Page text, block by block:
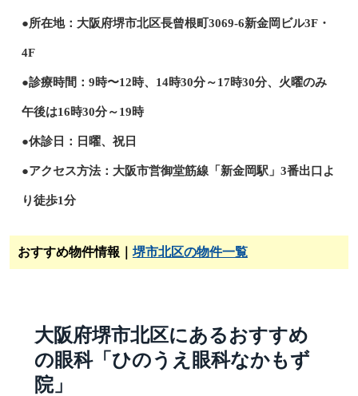
●所在地：大阪府堺市北区長曾根町3069-6新金岡ビル3F・
4F
●診療時間：9時〜12時、14時30分～17時30分、火曜のみ
午後は16時30分～19時
●休診日：日曜、祝日
●アクセス方法：大阪市営御堂筋線「新金岡駅」3番出口よ
り徒歩1分
おすすめ物件情報｜ 堺市北区の物件一覧
大阪府堺市北区にあるおすすめ
の眼科「ひのうえ眼科なかもず
院」